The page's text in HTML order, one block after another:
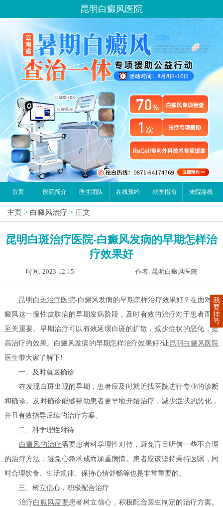
昆明白癜风医院
首页 医院简介 医生团队 在线预约 就医指南 来院路线
主页 > 白癜风治疗 > 正文
昆明白斑治疗医院-白癜风发病的早期怎样治
疗效果好
时间: 2023-12-15 作者: 昆明白癜风医院
昆明 白斑治疗 医院-白癜风发病的早期怎样治疗效果好？在面对白
癜风这一慢性皮肤病的早期发病阶段，及时有效的治疗对于患者而言
至关重要。早期治疗可以有效延缓白斑的扩散，减少症状的恶化，提
高治疗的效果。白癜风发病的早期怎样治疗效果好?让昆明白癜风医院
医生带大家了解下!
一、及时就医确诊
在发现白斑出现的早期，患者应及时就近找医院进行专业的诊断
和确诊。及时确诊能够帮助患者更早地开始治疗，减少症状的恶化，
并且有效指导后续的治疗方案。
二、科学理性对待
白癜风的治疗 需要患者科学理性对待，避免盲目听信一些不合理
的治疗方法，避免心急求成而加重病情。患者应该坚持秉持医嘱，同
时合理饮食、生活规律、保持心情舒畅等也是非常重要的。
三、树立信心，积极配合治疗
治疗白癜风需要患者树立信心，积极配合医生制定的治疗方案。
我
要
挂
号